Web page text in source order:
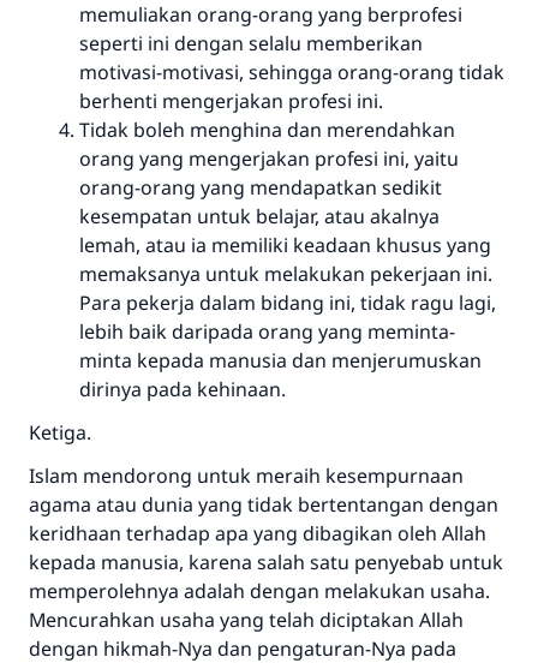
memuliakan orang-orang yang berprofesi
seperti ini dengan selalu memberikan
motivasi-motivasi, sehingga orang-orang tidak
berhenti mengerjakan profesi ini.
Tidak boleh menghina dan merendahkan
orang yang mengerjakan profesi ini, yaitu
orang-orang yang mendapatkan sedikit
kesempatan untuk belajar, atau akalnya
lemah, atau ia memiliki keadaan khusus yang
memaksanya untuk melakukan pekerjaan ini.
Para pekerja dalam bidang ini, tidak ragu lagi,
lebih baik daripada orang yang meminta-
minta kepada manusia dan menjerumuskan
dirinya pada kehinaan.
Ketiga.
Islam mendorong untuk meraih kesempurnaan
agama atau dunia yang tidak bertentangan dengan
keridhaan terhadap apa yang dibagikan oleh Allah
kepada manusia, karena salah satu penyebab untuk
memperolehnya adalah dengan melakukan usaha.
Mencurahkan usaha yang telah diciptakan Allah
dengan hikmah-Nya dan pengaturan-Nya pada